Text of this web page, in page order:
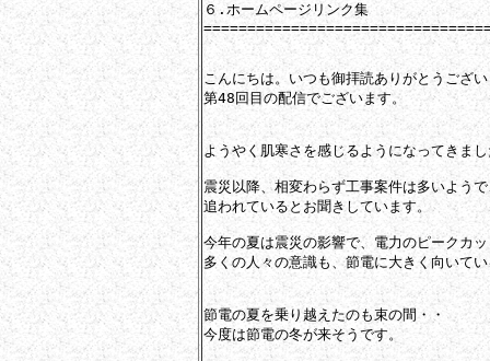
６.ホームページリンク集
こんにちは。いつも御拝読ありがとうござ
第48回目の配信でございます。
ようやく肌寒さを感じるようになってきま
震災以降、相変わらず工事案件は多いよう
追われているとお聞きしています。
今年の夏は震災の影響で、電力のピークカ
多くの人々の意識も、節電に大きく向いて
節電の夏を乗り越えたのも束の間・・
今度は節電の冬が来そうです。